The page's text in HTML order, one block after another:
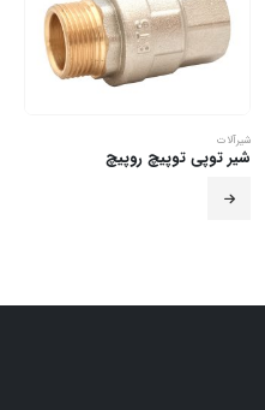
شیرآلات
شیر توپی روپیچ